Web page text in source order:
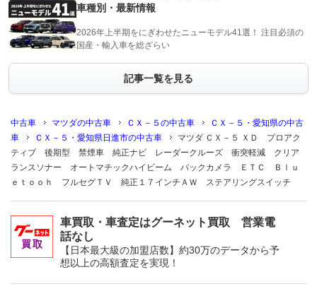
車種別・最新情報
2026年上半期をにぎわせたニューモデル41選！ 注目必須の
国産・輸入車を総ざらい
記事一覧を見る
中古車 マツダの中古車 ＣＸ－５の中古車
ＣＸ－５・愛知県の中古
車
ＣＸ－５・愛知県日進市の中古車
マツダ ＣＸ－５ ＸＤ プロアク
ティブ 後期型 禁煙車 純正ナビ レーダークルーズ 衝突軽減 クリア
ランスソナー オートマチックハイビーム バックカメラ ＥＴＣ Ｂｌｕ
ｅｔｏｏｈ フルセグＴＶ 純正１７インチＡＷ ステアリングスイッチ
車買取・車査定はグーネット買取 営業電
話なし
【日本最大級の加盟店数】約30万のデータから予
想以上の高額査定を実現！